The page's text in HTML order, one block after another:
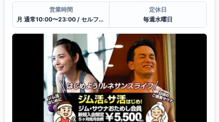
営業時間
月 通常10:00〜23:00 / セルフ23:00〜10:00 / 受付11:00〜21:00
定休日
毎週水曜日